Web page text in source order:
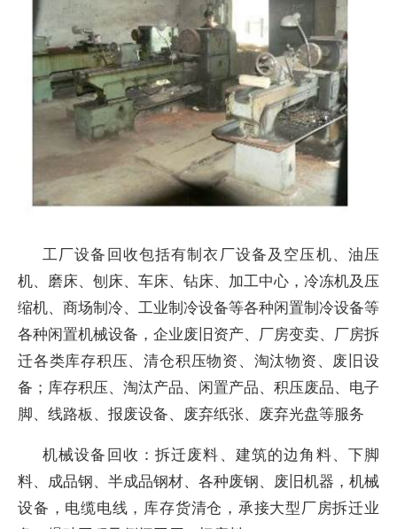
工厂设备回收包括有制衣厂设备及空压机、油压
机、磨床、刨床、车床、钻床、加工中心，冷冻机及压
缩机、商场制冷、工业制冷设备等各种闲置制冷设备等
各种闲置机械设备，企业废旧资产、厂房变卖、厂房拆
迁各类库存积压、清仓积压物资、淘汰物资、废旧设
备；库存积压、淘汰产品、闲置产品、积压废品、电子
脚、线路板、报废设备、废弃纸张、废弃光盘等服务
机械设备回收：拆迁废料、建筑的边角料、下脚
料、成品钢、半成品钢材、各种废钢、废旧机器，机械
设备，电缆电线，库存货清仓，承接大型厂房拆迁业